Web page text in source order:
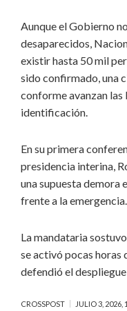
Aunque el Gobierno
desaparecidos,
existir hasta 50 mil
sido confirmado, una
conforme avanzan
identificación.
En su primera
presidencia interina,
una supuesta demora
frente a la emergencia.
La mandataria
se activó pocas horas
defendió el
CROSSPOST JULIO 3, 2026,